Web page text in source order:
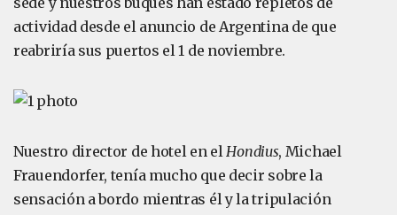
actividad desde el anuncio de Argentina de que
reabriría sus puertos el 1 de noviembre.
Nuestro director de hotel en elHondius, Michael
Frauendorfer, tenía mucho que decir sobre la
sensación a bordo mientras él y la tripulación